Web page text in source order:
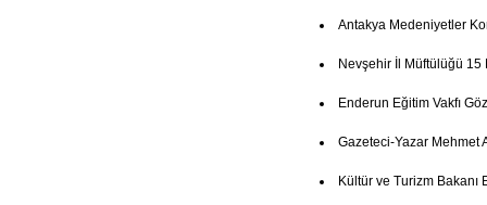
Antakya Medeniyetler
Nevşehir İl Müftülüğü
Enderun Eğitim Vakfı
Gazeteci-Yazar Mehmet
Kültür ve Turizm Bakanı